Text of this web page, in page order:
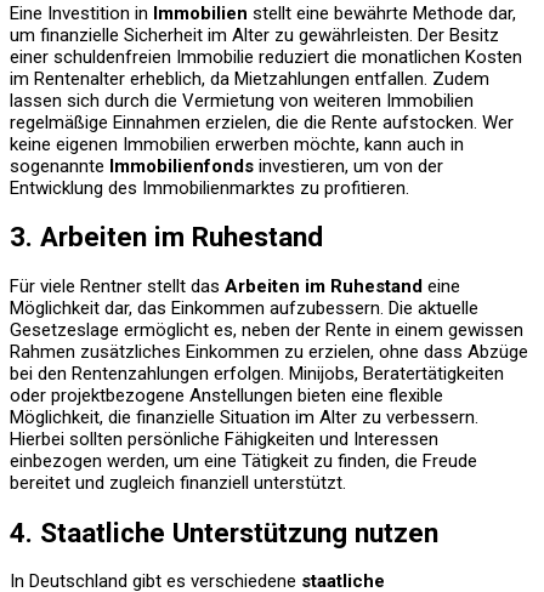
Eine Investition in Immobilien stellt eine bewährte Methode dar,
um finanzielle Sicherheit im Alter zu gewährleisten. Der Besitz
einer schuldenfreien Immobilie reduziert die monatlichen Kosten
im Rentenalter erheblich, da Mietzahlungen entfallen. Zudem
lassen sich durch die Vermietung von weiteren Immobilien
regelmäßige Einnahmen erzielen, die die Rente aufstocken. Wer
keine eigenen Immobilien erwerben möchte, kann auch in
sogenannte Immobilienfonds investieren, um von der
Entwicklung des Immobilienmarktes zu profitieren.
3. Arbeiten im Ruhestand
Für viele Rentner stellt das Arbeiten im Ruhestand eine
Möglichkeit dar, das Einkommen aufzubessern. Die aktuelle
Gesetzeslage ermöglicht es, neben der Rente in einem gewissen
Rahmen zusätzliches Einkommen zu erzielen, ohne dass Abzüge
bei den Rentenzahlungen erfolgen. Minijobs, Beratertätigkeiten
oder projektbezogene Anstellungen bieten eine flexible
Möglichkeit, die finanzielle Situation im Alter zu verbessern.
Hierbei sollten persönliche Fähigkeiten und Interessen
einbezogen werden, um eine Tätigkeit zu finden, die Freude
bereitet und zugleich finanziell unterstützt.
4. Staatliche Unterstützung nutzen
In Deutschland gibt es verschiedene staatliche